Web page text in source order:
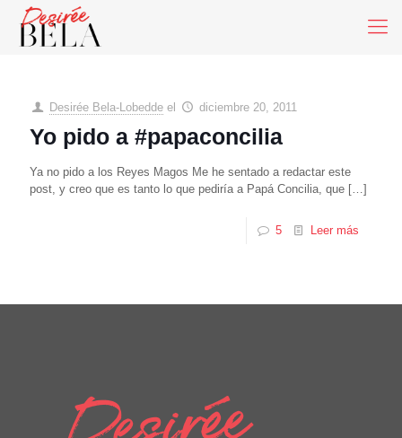
Desirée Bela-Lobedde el diciembre 20, 2011
Yo pido a #papaconcilia
Ya no pido a los Reyes Magos Me he sentado a redactar este
post, y creo que es tanto lo que pediría a Papá Concilia, que […]
5 Leer más